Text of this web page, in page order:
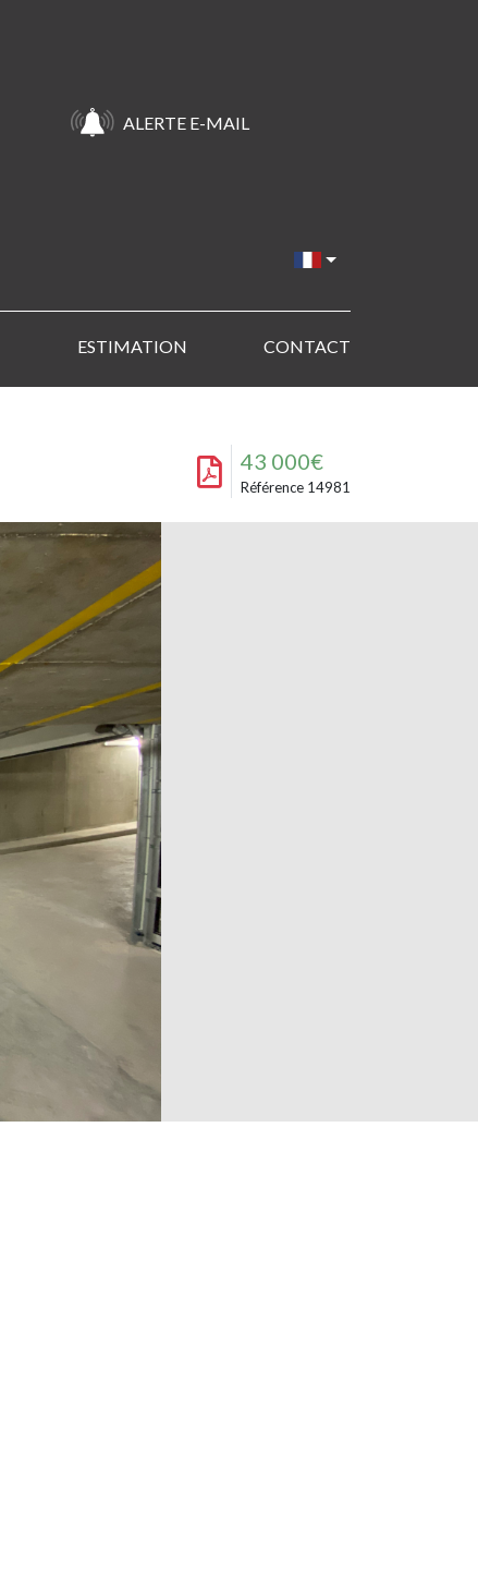
ALERTE E-MAIL
ESTIMATION CONTACT
43 000€
Référence 14981